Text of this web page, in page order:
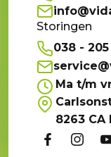
Storingen
038 -
Ma t/m
8263 CA